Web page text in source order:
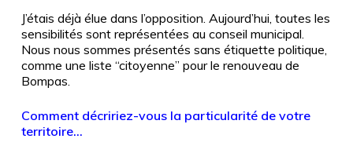
J’étais déjà élue dans l’opposition. Aujourd’hui, toutes les
sensibilités sont représentées au conseil municipal.
Nous nous sommes présentés sans étiquette politique,
comme une liste “citoyenne” pour le renouveau de
Bompas.
Comment décririez-vous la particularité de votre
territoire…